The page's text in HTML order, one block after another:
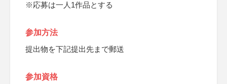
※応募は一人1作品とする
参加方法
提出物を下記提出先まで郵送
参加資格